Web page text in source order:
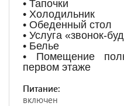
• Тапочки
• Холодильник
• Обеденный стол
• Услуга «звонок-
• Белье
• Помещение
первом этаже
Питание:
включен